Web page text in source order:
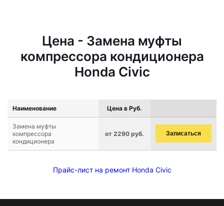
Цена - Замена муфты
компрессора кондиционера
Honda Civic
Наименование Цена в Руб.
Замена муфты
компрессора
кондиционера
от 2290 руб. Записаться
Прайс-лист на ремонт Honda Civic